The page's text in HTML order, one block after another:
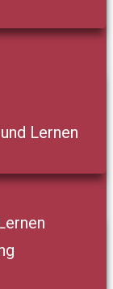
Lernen